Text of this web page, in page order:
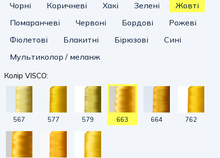
Чорні
Коричневі Хакі Зелені
Жовті
Помаранчеві
Червоні Бордові
Рожеві
Фіолетові
Блакитні Бірюзові
Сині
Мультиколор / меланж
Колір VISCO:
567 577 579 663 664 762